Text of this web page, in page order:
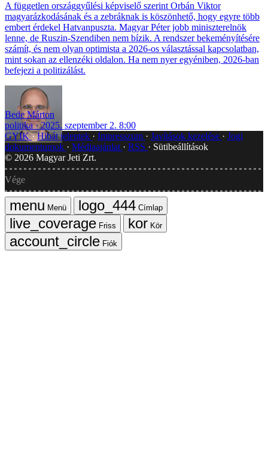
A független országgyűlési képviselő szerint Orbán Viktor
magyarázkodásának és a zebráknak is köszönhető, hogy egyre több
embert érdekel Hatvanpuszta. Magyar Péter jobb miniszterelnök
lenne, de Ruszin-Szendiben nem bízik. A rendszer bekeményítésére
számít, és nem olyan optimista a 2026-os választással kapcsolatban,
mint sokan az ellenzéki oldalon. Ha nem nyer egyéniben, 2026-ban
befejezi a politizálást.
Bede Márton
politika
2025. szeptember 2. 8:00
GYIK Hibát jelentek Impresszum Javítások kezelése
Jogi
dokumentumok
Médiaajánlat RSS
Sütibeállítások
© 2026 Magyar Jeti Zrt.
Vége
Menü
Címlap
Friss
Kör
Fiók